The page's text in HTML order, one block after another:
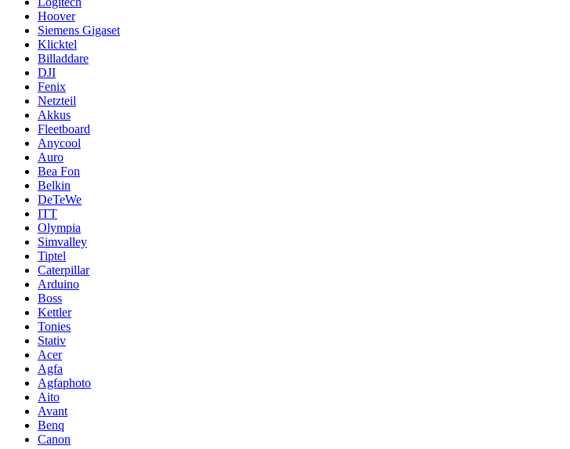
Hoover
Siemens Gigaset
Klicktel
Billaddare
DJI
Fenix
Netzteil
Akkus
Fleetboard
Anycool
Auro
Bea Fon
Belkin
DeTeWe
ITT
Olympia
Simvalley
Tiptel
Caterpillar
Arduino
Boss
Kettler
Tonies
Stativ
Acer
Agfa
Agfaphoto
Aito
Avant
Benq
Canon